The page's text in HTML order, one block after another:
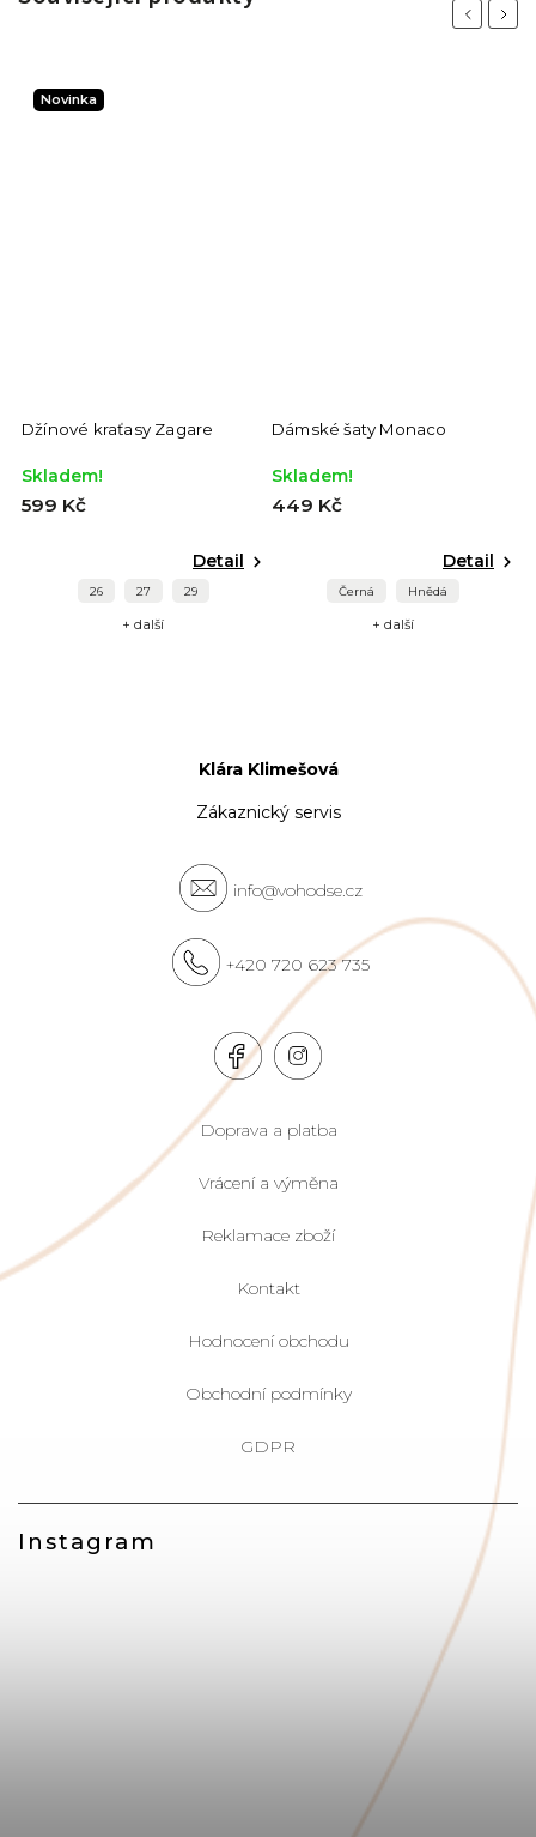
Previous
Novinka
Džínové kraťasy Zagare
Skladem!
599 Kč
Detail
26 27 29
+ další
Dámské šaty Monaco
Skladem!
449 Kč
Detail
Černá Hnědá
+ další
Next
Instagram
Klára Klimešová
Zákaznický servis
info@vohodse.cz
+420 720 623 735
Doprava a platba
Vrácení a výměna
Reklamace zboží
Kontakt
Hodnocení obchodu
Obchodní podmínky
GDPR